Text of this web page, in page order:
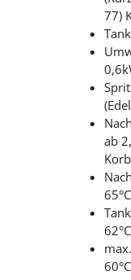
77)
ab
65°C
62°C
60°C